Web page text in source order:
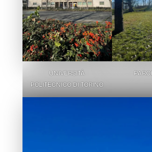
UNIVERSITÀ
POLITECNICO DI TORINO